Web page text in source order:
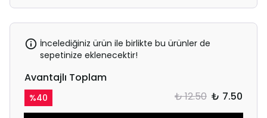
İncelediğiniz ürün ile birlikte bu ürünler de
sepetinize eklenecektir!
Avantajlı Toplam
%40 ₺ 12.50 ₺ 7.50